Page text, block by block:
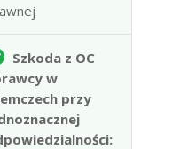
Szkoda z OC
w
przy